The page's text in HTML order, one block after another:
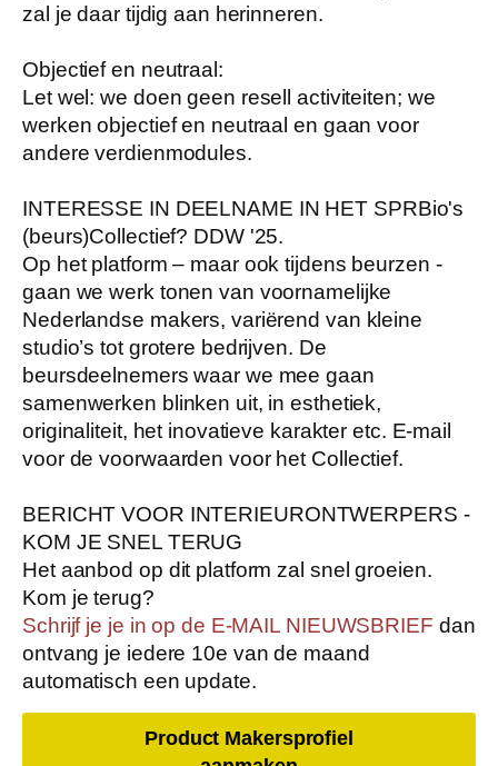
zal je daar tijdig aan herinneren.
Objectief en neutraal:
Let wel: we doen geen resell activiteiten; we
werken objectief en neutraal en gaan voor
andere verdienmodules.
INTERESSE IN DEELNAME IN HET SPRBio's
(beurs)Collectief? DDW '25.
Op het platform – maar ook tijdens beurzen -
gaan we werk tonen van voornamelijke
Nederlandse makers, variërend van kleine
studio’s tot grotere bedrijven. De
beursdeelnemers waar we mee gaan
samenwerken blinken uit, in esthetiek,
originaliteit, het inovatieve karakter etc. E-mail
voor de voorwaarden voor het Collectief.
BERICHT VOOR INTERIEURONTWERPERS -
KOM JE SNEL TERUG
Het aanbod op dit platform zal snel groeien.
Kom je terug?
Schrijf je je in op de E-MAIL NIEUWSBRIEF dan
ontvang je iedere 10e van de maand
automatisch een update.
Product Makersprofiel